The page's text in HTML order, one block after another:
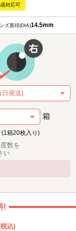
対応可
ズ直径(DIA)14.5mm
箱
(1箱20枚入り)
数を
い
!
込)